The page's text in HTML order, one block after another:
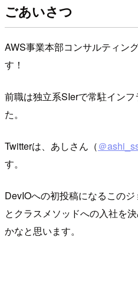
ごあいさつ
AWS事業本部コンサルティン
す！
前職は独立系SIerで常駐イン
た。
Twitterは、あしさん（＠
す。
DevIOへの初投稿になるこの
とクラスメソッドへの入社を
かなと思います。